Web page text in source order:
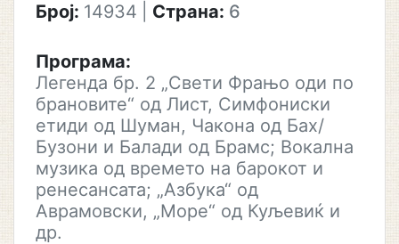
Број: 14934 Страна: 6
Програма:
Легенда бр. 2 „Свети Фрањо оди по
брановите“ од Лист, Симфониски
етиди од Шуман, Чакона од Бах/
Бузони и Балади од Брамс; Вокална
музика од времето на барокот и
ренесансата; „Азбука“ од
Аврамовски, „Море“ од Куљевиќ и
др.